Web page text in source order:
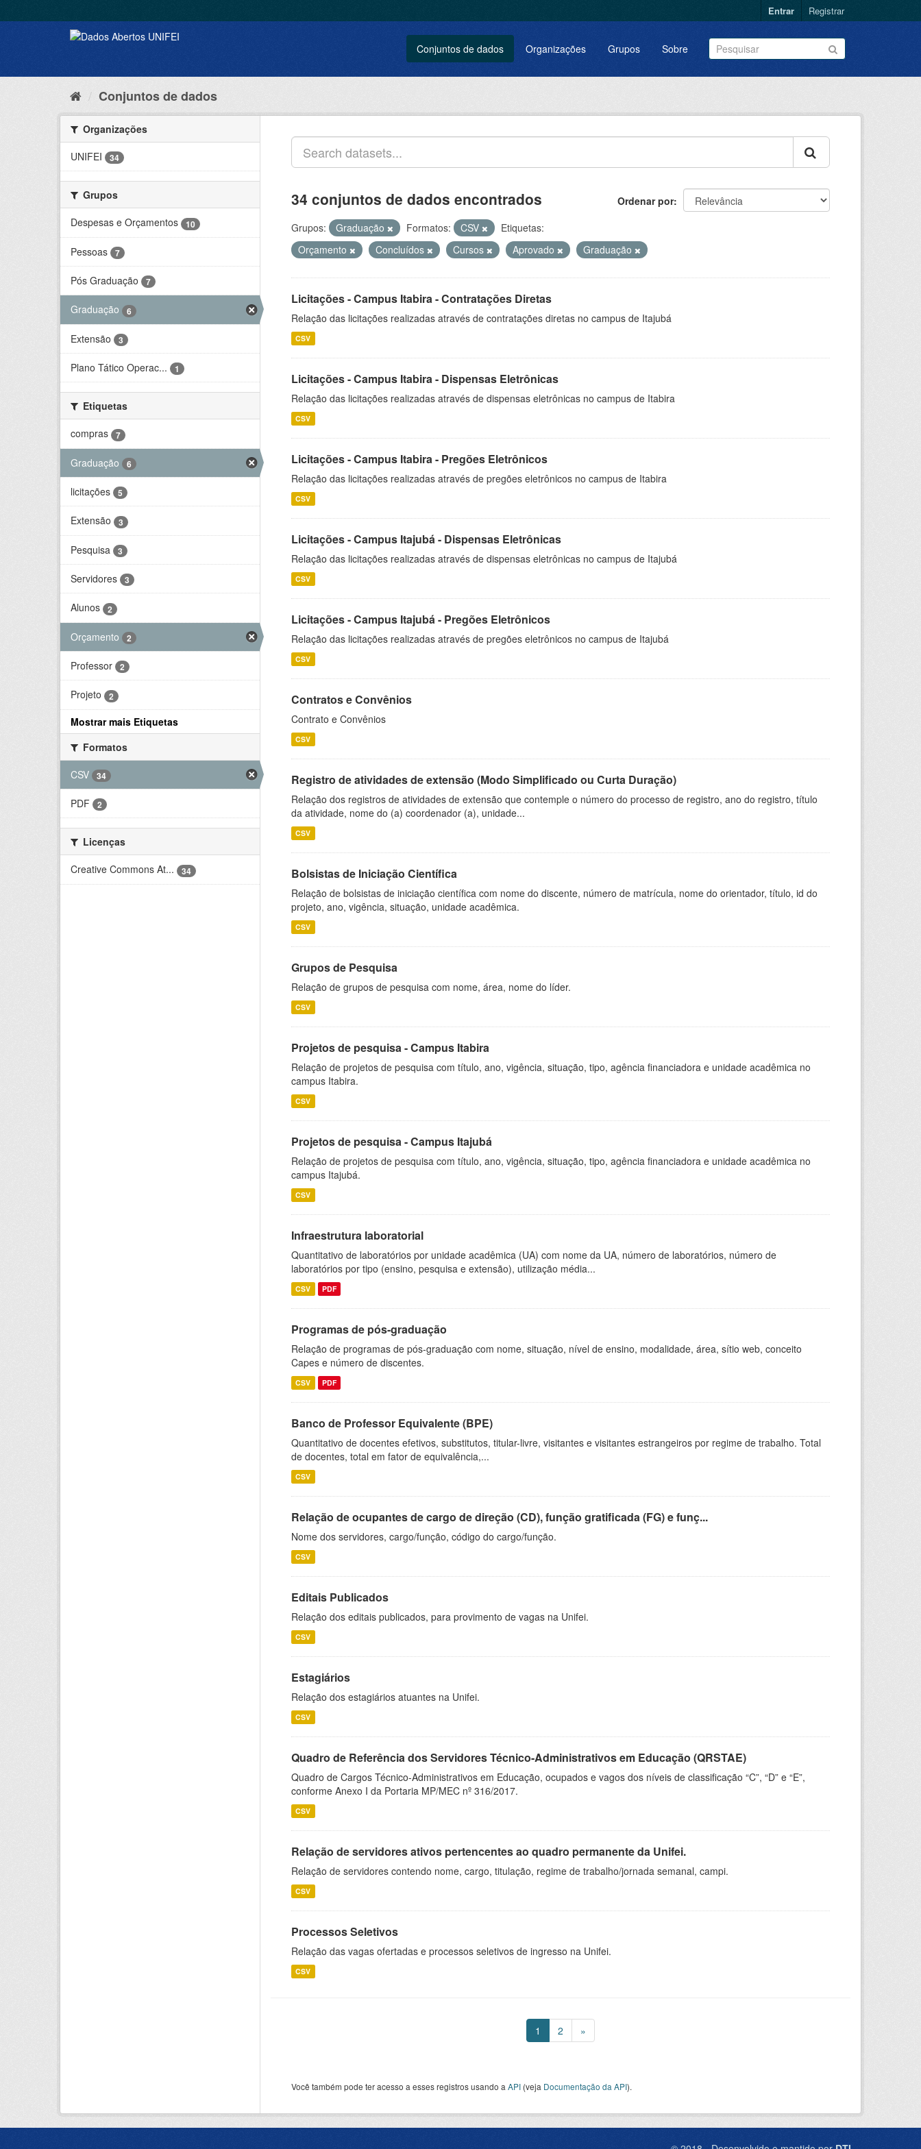
Entrar Registrar
Conjuntos de dados Organizações Grupos Sobre
Conjuntos de dados
Organizações
UNIFEI
34
Grupos
Despesas e Orçamentos
10
Pessoas 7
Pós Graduação 7
Graduação 6
Extensão 3
Plano Tático Operac... 1
Etiquetas
compras
7
Graduação 6
licitações 5
Extensão 3
Pesquisa 3
Servidores 3
Alunos 2
Orçamento 2
Professor 2
Projeto 2
Mostrar mais Etiquetas
Formatos
CSV
34
PDF 2
Licenças
Creative Commons At...
34
Ordenar por
34 conjuntos de dados encontrados
Grupos: Graduação Formatos: CSV
Etiquetas:
Orçamento
Concluídos Cursos Aprovado Graduação
Licitações - Campus Itabira - Contratações Diretas
Relação das licitações realizadas através de contratações diretas no campus de Itajubá
CSV
Licitações - Campus Itabira - Dispensas Eletrônicas
Relação das licitações realizadas através de dispensas eletrônicas no campus de Itabira
CSV
Licitações - Campus Itabira - Pregões Eletrônicos
Relação das licitações realizadas através de pregões eletrônicos no campus de Itabira
CSV
Licitações - Campus Itajubá - Dispensas Eletrônicas
Relação das licitações realizadas através de dispensas eletrônicas no campus de Itajubá
CSV
Licitações - Campus Itajubá - Pregões Eletrônicos
Relação das licitações realizadas através de pregões eletrônicos no campus de Itajubá
CSV
Contratos e Convênios
Contrato e Convênios
CSV
Registro de atividades de extensão (Modo Simplificado ou Curta Duração)
Relação dos registros de atividades de extensão que contemple o número do processo de registro, ano do registro, título
da atividade, nome do (a) coordenador (a), unidade...
CSV
Bolsistas de Iniciação Científica
Relação de bolsistas de iniciação científica com nome do discente, número de matrícula, nome do orientador, título, id do
projeto, ano, vigência, situação, unidade acadêmica.
CSV
Grupos de Pesquisa
Relação de grupos de pesquisa com nome, área, nome do líder.
CSV
Projetos de pesquisa - Campus Itabira
Relação de projetos de pesquisa com título, ano, vigência, situação, tipo, agência financiadora e unidade acadêmica no
campus Itabira.
CSV
Projetos de pesquisa - Campus Itajubá
Relação de projetos de pesquisa com título, ano, vigência, situação, tipo, agência financiadora e unidade acadêmica no
campus Itajubá.
CSV
Infraestrutura laboratorial
Quantitativo de laboratórios por unidade acadêmica (UA) com nome da UA, número de laboratórios, número de
laboratórios por tipo (ensino, pesquisa e extensão), utilização média...
CSV PDF
Programas de pós-graduação
Relação de programas de pós-graduação com nome, situação, nível de ensino, modalidade, área, sítio web, conceito
Capes e número de discentes.
CSV PDF
Banco de Professor Equivalente (BPE)
Quantitativo de docentes efetivos, substitutos, titular-livre, visitantes e visitantes estrangeiros por regime de trabalho. Total
de docentes, total em fator de equivalência,...
CSV
Relação de ocupantes de cargo de direção (CD), função gratificada (FG) e funç...
Nome dos servidores, cargo/função, código do cargo/função.
CSV
Editais Publicados
Relação dos editais publicados, para provimento de vagas na Unifei.
CSV
Estagiários
Relação dos estagiários atuantes na Unifei.
CSV
Quadro de Referência dos Servidores Técnico-Administrativos em Educação (QRSTAE)
Quadro de Cargos Técnico-Administrativos em Educação, ocupados e vagos dos níveis de classificação “C”, “D” e “E”,
conforme Anexo I da Portaria MP/MEC nº 316/2017.
CSV
Relação de servidores ativos pertencentes ao quadro permanente da Unifei.
Relação de servidores contendo nome, cargo, titulação, regime de trabalho/jornada semanal, campi.
CSV
Processos Seletivos
Relação das vagas ofertadas e processos seletivos de ingresso na Unifei.
CSV
1 2 »
Você também pode ter acesso a esses registros usando a API (veja Documentação da API).